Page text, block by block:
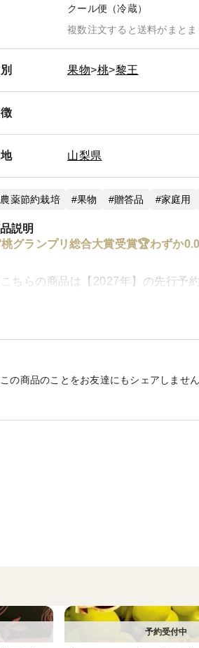
クール便（冷蔵）
複数注文すると送料がまとま
果物 桃 黎王
山梨県
農薬節約栽培 果物 贈答品 家庭用
説明
グランプリ総合大賞受賞🏆わずか
ちらの商品は【2027年】の先行予
プリで3冠達成し去年の倍以上のご
ご了承ください。
フルーツ王国山梨】小野桃園三代目
と！この度小野桃園が食べチョク
し桃の概念を覆すほど。
この商品のことをお友達にもシェアしませ